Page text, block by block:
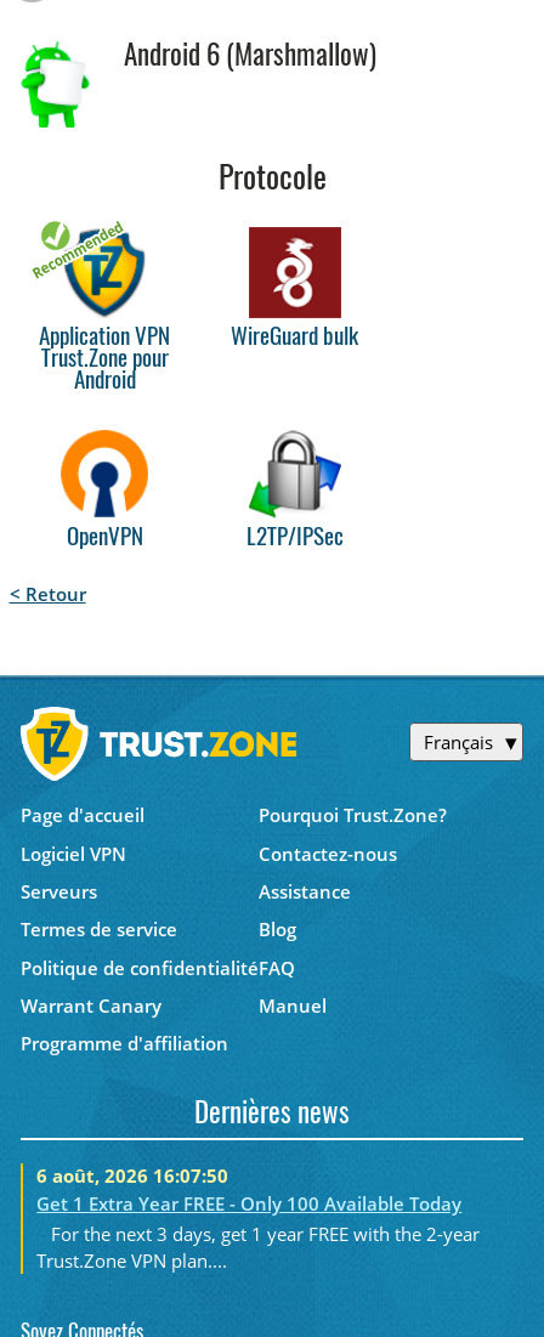
Android 6 (Marshmallow)
Protocole
Application VPN
Trust.Zone pour
Android
WireGuard bulk
OpenVPN L2TP/IPSec
< Retour
Français
Page d'accueil
Pourquoi Trust.Zone?
Logiciel VPN
Contactez-nous
Serveurs
Assistance
Termes de service
Blog
Politique de confidentialitéFAQ
Warrant Canary
Manuel
Programme d'affiliation
Dernières news
6 août, 2026 16:07:50
Get 1 Extra Year FREE - Only 100 Available Today
For the next 3 days, get 1 year FREE with the 2-year
Trust.Zone VPN plan....
Soyez Connectés